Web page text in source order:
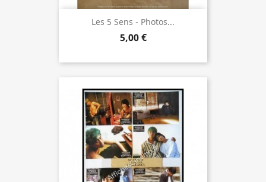
Les 5 Sens - Photos...
5,00 €